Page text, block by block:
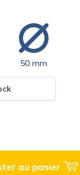
50 mm
au panier